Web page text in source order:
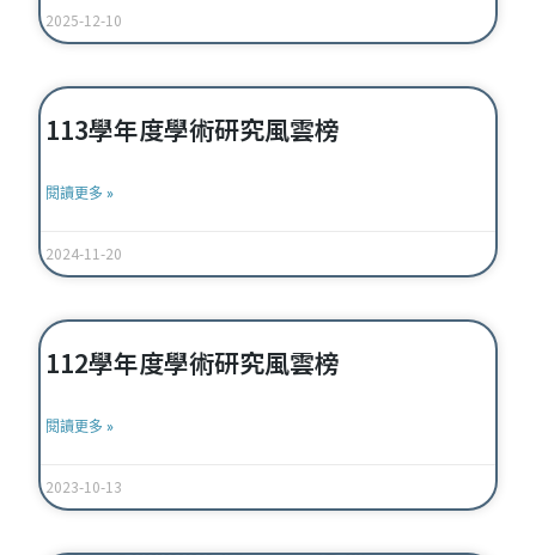
2025-12-10
113學年度學術研究風雲榜
閱讀更多 »
2024-11-20
112學年度學術研究風雲榜
閱讀更多 »
2023-10-13